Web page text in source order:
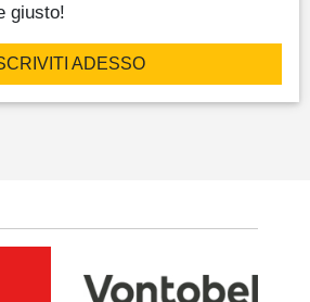
giusto!
ADESSO